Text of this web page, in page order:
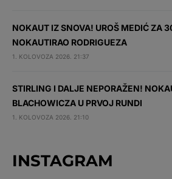
NOKAUT IZ SNOVA! UROŠ MEDIĆ ZA
NOKAUTIRAO RODRIGUEZA
1. KOLOVOZA 2026. 21:37
STIRLING I DALJE NEPORAŽEN!
BLACHOWICZA U PRVOJ RUNDI
1. KOLOVOZA 2026. 21:10
INSTAGRAM